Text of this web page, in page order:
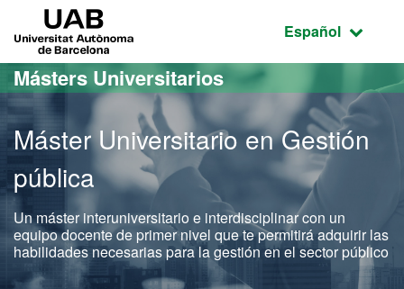
Acceso al contenido principal
Acceso a la navegación de la página
Idioma
Español
Másters Universitarios
Máster Universitario en Gestión
pública
Un máster interuniversitario e interdisciplinar con un
equipo docente de primer nivel que te permitirá adquirir las
habilidades necesarias para la gestión en el sector público